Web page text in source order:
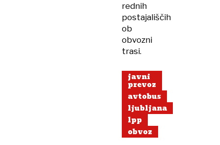
rednih
postajališčih
ob
obvozni
trasi.
javni
prevoz
avtobus
ljubljana
lpp
obvoz